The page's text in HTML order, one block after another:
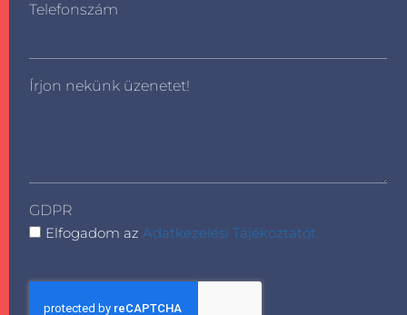
Telefonszám
Írjon nekünk üzenetet!
GDPR
Elfogadom azAdatkezelési Tájékoztatót.